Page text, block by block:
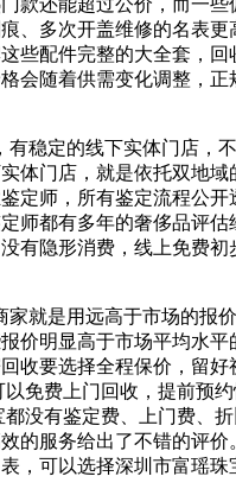
、多次开盖维修的名表更
些配件完整的大全套，回
会随着供需变化调整，正
稳定的线下实体门店，
体门店，就是依托双地域
定师，所有鉴定流程公开
师都有多年的奢侈品评估
有隐形消费，线上免费初
就是用远高于市场的报
价明显高于市场平均水平
收要选择全程保价，留好
免费上门回收，提前预
没有鉴定费、上门费、
的服务给出了不错的评价
，可以选择深圳市富瑶珠